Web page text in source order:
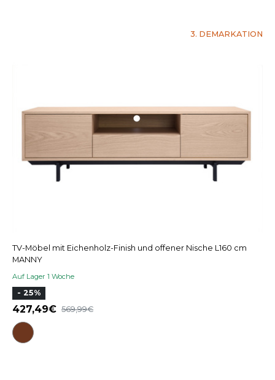
3. DEMARKATION
TV-Möbel mit Eichenholz-Finish und offener Nische L160 cm
MANNY
Auf Lager 1 Woche
- 25%
427,49 569,99